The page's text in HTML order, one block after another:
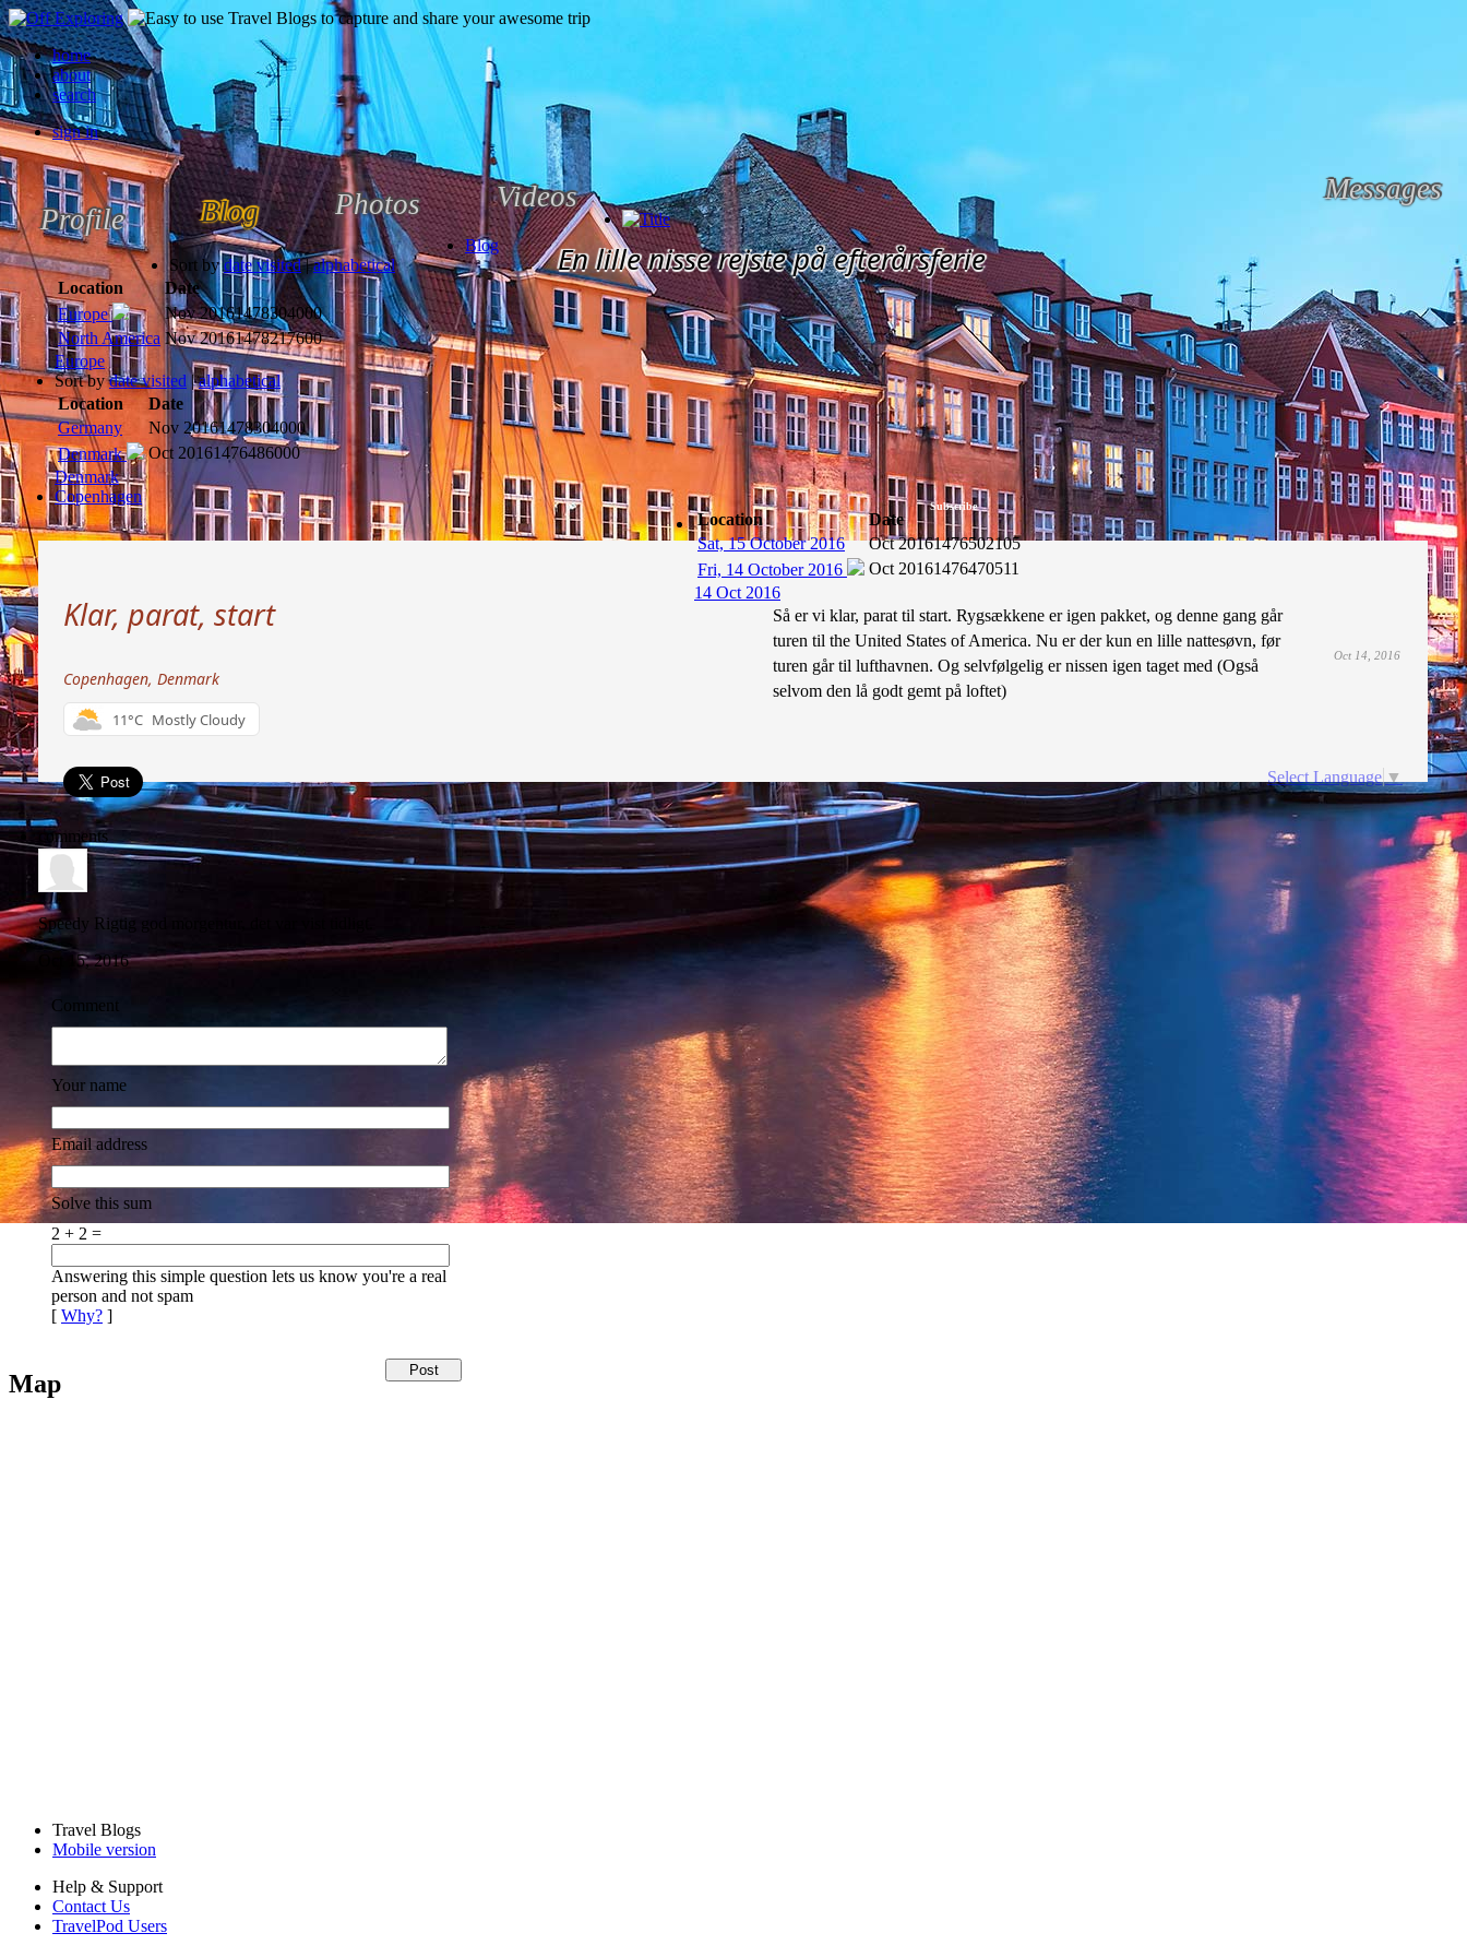
home
about
search
sign in
Profile Blog Photos Videos Messages
Subscribe
En lille nisse rejste på efterårsferie
Blog
Sort bydate visited | alphabetical
Location
Date
Europe
Nov 20161478304000
North America Nov 20161478217600
Europe
Sort bydate visited | alphabetical
Location
Date
Germany
Nov 20161478304000
Denmark
Oct 20161476486000
Denmark
Copenhagen
Location
Date
Sat, 15 October 2016
Oct 20161476502105
Fri, 14 October 2016
Oct 20161476470511
14 Oct 2016
Klar, parat, start
Copenhagen, Denmark
11°C Mostly Cloudy
Oct 14, 2016
Så er vi klar, parat til start. Rygsækkene er igen pakket, og denne gang går
turen til the United States of America. Nu er der kun en lille nattesøvn, før
turen går til lufthavnen. Og selvfølgelig er nissen igen taget med (Også
selvom den lå godt gemt på loftet)
Select Language ▼
comments
Speedy Rigtig god morgentur, det var vist tidligt.
Oct 15, 2016
Comment
Your name
Email address
Solve this sum
2 + 2 =
Answering this simple question lets us know you're a real
person and not spam
[ Why? ]
Map
Travel Blogs
Mobile version
Help & Support
Contact Us
TravelPod Users